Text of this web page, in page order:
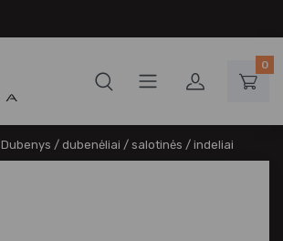
0
Dubenys / dubenėliai / salotinės / indeliai